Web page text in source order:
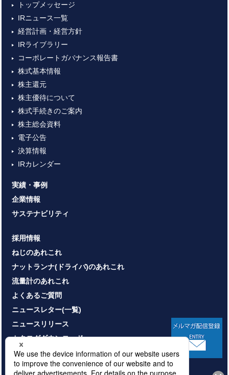
トップメッセージ
IRニュース一覧
経営計画・経営方針
IRライブラリー
コーポレートガバナンス報告書
株式基本情報
株主還元
株主優待について
株式手続きのご案内
株主総会資料
電子公告
決算情報
IRカレンダー
実績・事例
企業情報
サステナビリティ
採用情報
ねじのあれこれ
ナットランナ(ドライバ)のあれこれ
流量計のあれこれ
よくあるご質問
ニュースレター(一覧)
ニュースリリース
カタログダウンロード
お問い合わせ